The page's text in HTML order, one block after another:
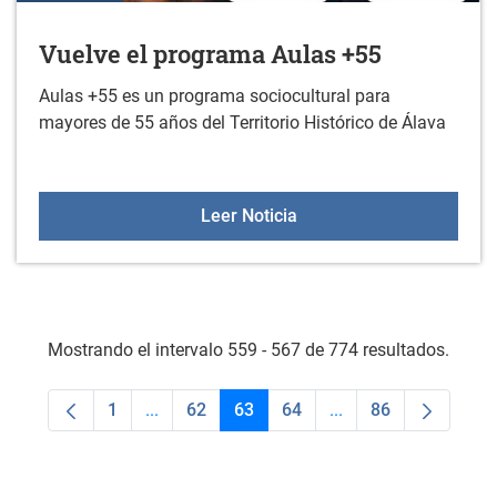
Vuelve el programa Aulas +55
Aulas +55 es un programa sociocultural para
mayores de 55 años del Territorio Histórico de Álava
Leer NoticiaVuelve el programa
Mostrando el intervalo 559 - 567 de 774 resultados.
Página
1 ...Páginas intermedias Use TAB para
Página
62 Página
63 Página
64 ...PáginasPágina
86